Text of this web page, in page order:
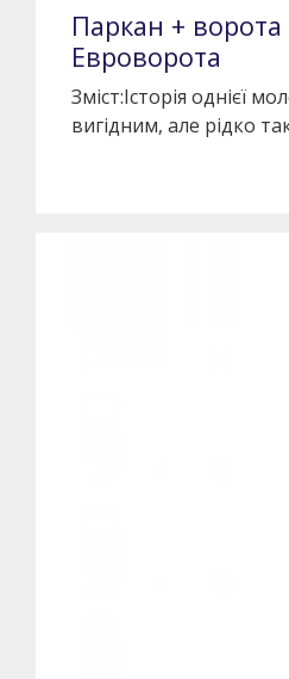
Паркан +
Евроворота
Зміст:Історія однієї
вигідним, але рідко